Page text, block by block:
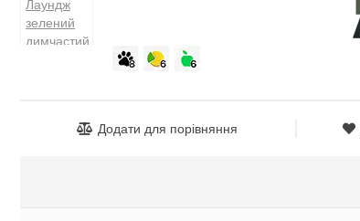
Додати для порівняння